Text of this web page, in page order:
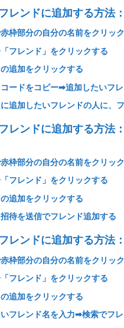
レンドに追加する方法
枠部分の自分の名前をクリッ
フレンド」をクリックする
追加をクリックする
ードをコピー➡︎追加したいフ
追加したいフレンドの人に、
レンドに追加する方法
枠部分の自分の名前をクリッ
フレンド」をクリックする
追加をクリックする
待を送信でフレンド追加する
レンドに追加する方法
枠部分の自分の名前をクリッ
フレンド」をクリックする
追加をクリックする
フレンド名を入力➡︎検索でフ